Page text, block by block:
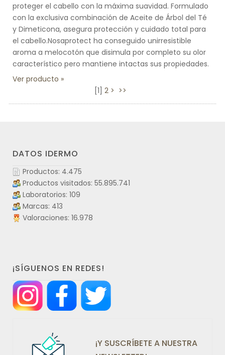
proteger el cabello con la máxima suavidad. Formulado
con la exclusiva combinación de Aceite de Árbol del Té
y Dimeticona, asegura protección y cuidado total para
el cabello.Nosaprotect ha conseguido unirresistible
aroma a melocotón que disimula por completo su olor
característico pero mantiene intactas sus propiedades.
Ver producto
1 2 > >>
DATOS IDERMO
Productos: 4.475
Productos visitados: 55.895.741
Laboratorios: 109
Marcas: 413
Valoraciones: 16.978
¡SÍGUENOS EN REDES!
¡Y SUSCRÍBETE A NUESTRA